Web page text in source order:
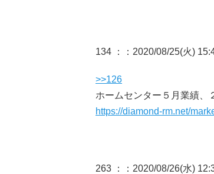
134 ： ：2020/08/25(火)
>>126
ホームセンター５月業績、
https://diamond-rm.net/
263 ： ：2020/08/26(水)